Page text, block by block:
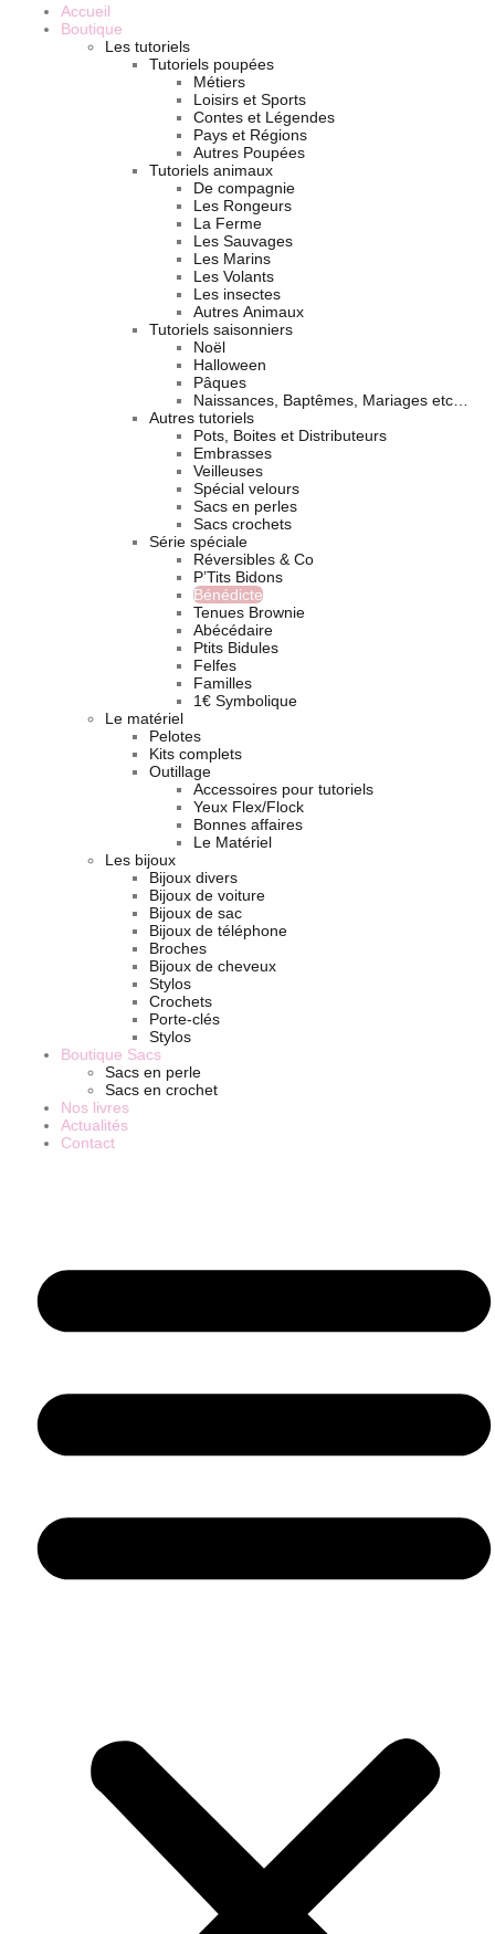
Accueil
Boutique
Les tutoriels
Tutoriels poupées
Métiers
Loisirs et Sports
Contes et Légendes
Pays et Régions
Autres Poupées
Tutoriels animaux
De compagnie
Les Rongeurs
La Ferme
Les Sauvages
Les Marins
Les Volants
Les insectes
Autres Animaux
Tutoriels saisonniers
Noël
Halloween
Pâques
Naissances, Baptêmes, Mariages etc…
Autres tutoriels
Pots, Boites et Distributeurs
Embrasses
Veilleuses
Spécial velours
Sacs en perles
Sacs crochets
Série spéciale
Réversibles & Co
P’Tits Bidons
Bénédicte
Tenues Brownie
Abécédaire
Ptits Bidules
Felfes
Familles
1€ Symbolique
Le matériel
Pelotes
Kits complets
Outillage
Accessoires pour tutoriels
Yeux Flex/Flock
Bonnes affaires
Le Matériel
Les bijoux
Bijoux divers
Bijoux de voiture
Bijoux de sac
Bijoux de téléphone
Broches
Bijoux de cheveux
Stylos
Crochets
Porte-clés
Stylos
Boutique Sacs
Sacs en perle
Sacs en crochet
Nos livres
Actualités
Contact